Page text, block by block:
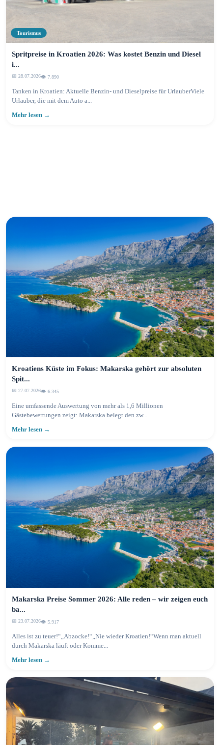
Tourismus
Spritpreise in Kroatien 2026: Was kostet Benzin und Diesel
i...
📅 28.07.2026👁️ 7.892
Tanken in Kroatien: Aktuelle Benzin- und Dieselpreise für UrlauberViele
Urlauber, die mit dem Auto a...
Mehr lesen →
Kroatiens Küste im Fokus: Makarska gehört zur absoluten
Spit...
📅 27.07.2026👁️ 6.348
Eine umfassende Auswertung von mehr als 1,6 Millionen
Gästebewertungen zeigt: Makarska belegt den zw...
Mehr lesen →
Makarska Preise Sommer 2026: Alle reden – wir zeigen euch
ba...
📅 23.07.2026👁️ 5.917
Alles ist zu teuer!“„Abzocke!“„Nie wieder Kroatien!“Wenn man aktuell
durch Makarska läuft oder Komme...
Mehr lesen →